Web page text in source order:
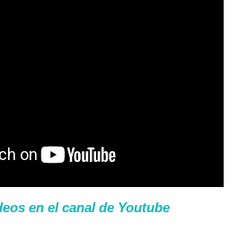
en el canal de Youtube